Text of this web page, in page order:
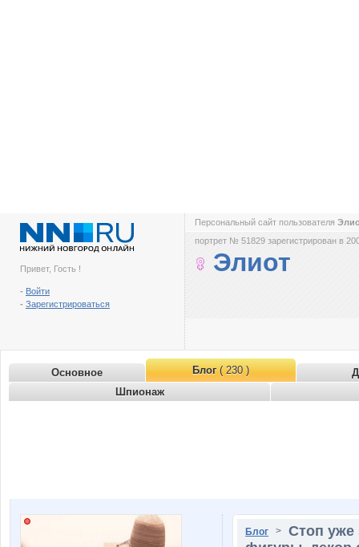
Привет, Гость !
- Войти
- Зарегистрироваться
Персональный сайт пользователя
портрет № 51829 зарегистрирован в
Элиот
Основное Блог( 230 )
Шпионаж
Блог > Стоп уже